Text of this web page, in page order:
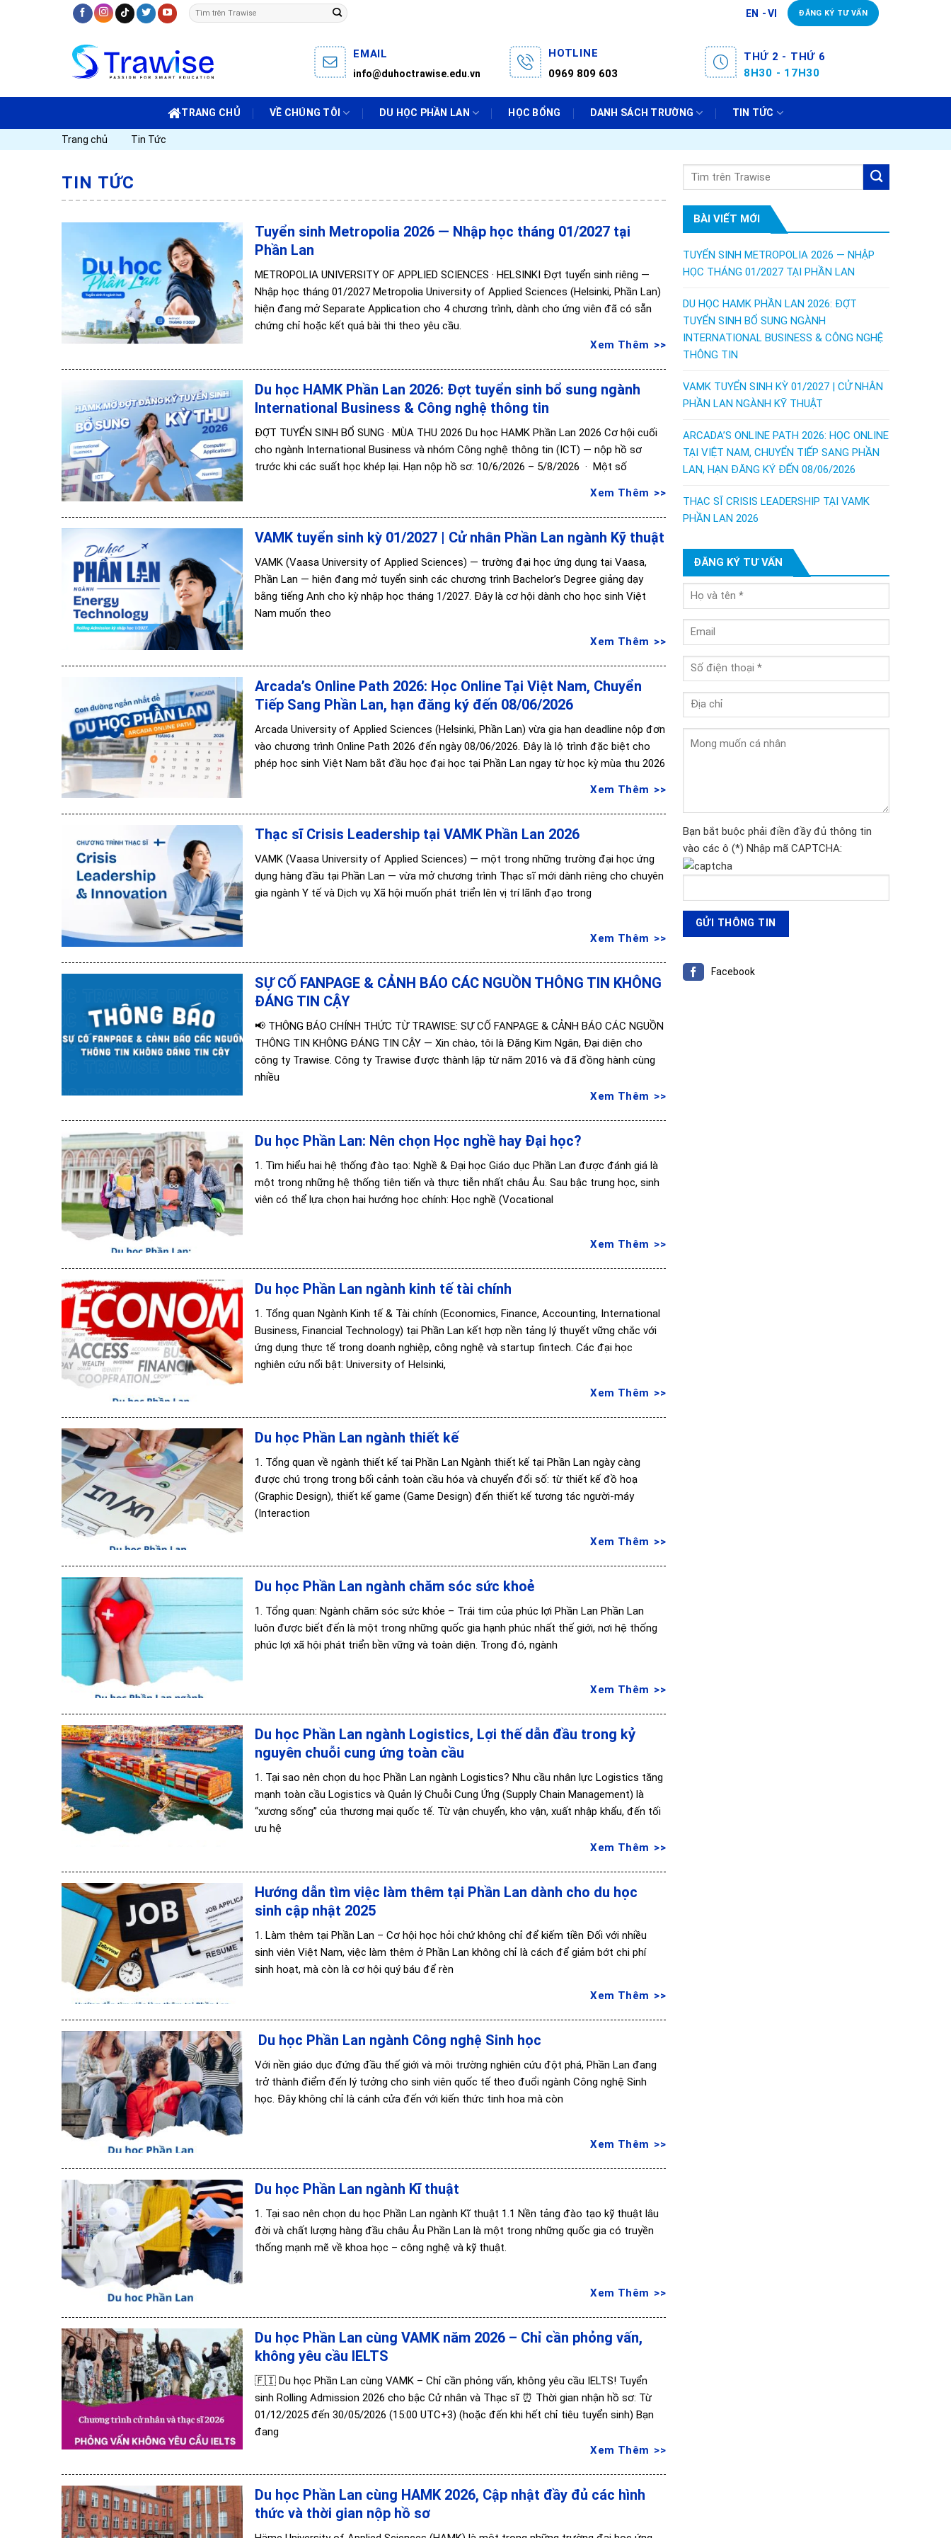
EN VI ĐĂNG KÝ TƯ VẤN
EMAIL
info@duhoctrawise.edu.vn
HOTLINE
0969 809 603
THỨ 2 - THỨ 6
8H30 - 17H30
TRANG CHỦ VỀ CHÚNG TÔI DU HỌC PHẦN LAN HỌC BỔNG DANH SÁCH TRƯỜNG TIN TỨC
Trang chủ Tin Tức
TIN TỨC
Tuyển sinh Metropolia 2026 — Nhập học tháng 01/2027 tại
Phần Lan
METROPOLIA UNIVERSITY OF APPLIED SCIENCES · HELSINKI Đợt tuyển sinh riêng —
Nhập học tháng 01/2027 Metropolia University of Applied Sciences (Helsinki, Phần Lan)
hiện đang mở Separate Application cho 4 chương trình, dành cho ứng viên đã có sẵn
chứng chỉ hoặc kết quả bài thi theo yêu cầu.
Xem Thêm
Du học HAMK Phần Lan 2026: Đợt tuyển sinh bổ sung ngành
International Business & Công nghệ thông tin
ĐỢT TUYỂN SINH BỔ SUNG · MÙA THU 2026 Du học HAMK Phần Lan 2026 Cơ hội cuối
cho ngành International Business và nhóm Công nghệ thông tin (ICT) — nộp hồ sơ
trước khi các suất học khép lại. Hạn nộp hồ sơ: 10/6/2026 – 5/8/2026 · Một số
Xem Thêm
VAMK tuyển sinh kỳ 01/2027 | Cử nhân Phần Lan ngành Kỹ thuật
VAMK (Vaasa University of Applied Sciences) — trường đại học ứng dụng tại Vaasa,
Phần Lan — hiện đang mở tuyển sinh các chương trình Bachelor’s Degree giảng dạy
bằng tiếng Anh cho kỳ nhập học tháng 1/2027. Đây là cơ hội dành cho học sinh Việt
Nam muốn theo
Xem Thêm
Arcada’s Online Path 2026: Học Online Tại Việt Nam, Chuyển
Tiếp Sang Phần Lan, hạn đăng ký đến 08/06/2026
Arcada University of Applied Sciences (Helsinki, Phần Lan) vừa gia hạn deadline nộp đơn
vào chương trình Online Path 2026 đến ngày 08/06/2026. Đây là lộ trình đặc biệt cho
phép học sinh Việt Nam bắt đầu học đại học tại Phần Lan ngay từ học kỳ mùa thu 2026
Xem Thêm
Thạc sĩ Crisis Leadership tại VAMK Phần Lan 2026
VAMK (Vaasa University of Applied Sciences) — một trong những trường đại học ứng
dụng hàng đầu tại Phần Lan — vừa mở chương trình Thạc sĩ mới dành riêng cho chuyên
gia ngành Y tế và Dịch vụ Xã hội muốn phát triển lên vị trí lãnh đạo trong
Xem Thêm
SỰ CỐ FANPAGE & CẢNH BÁO CÁC NGUỒN THÔNG TIN KHÔNG
ĐÁNG TIN CẬY
📢 THÔNG BÁO CHÍNH THỨC TỪ TRAWISE: SỰ CỐ FANPAGE & CẢNH BÁO CÁC NGUỒN
THÔNG TIN KHÔNG ĐÁNG TIN CẬY — Xin chào, tôi là Đặng Kim Ngân, Đại diện cho
công ty Trawise. Công ty Trawise được thành lập từ năm 2016 và đã đồng hành cùng
nhiều
Xem Thêm
Du học Phần Lan: Nên chọn Học nghề hay Đại học?
1. Tìm hiểu hai hệ thống đào tạo: Nghề & Đại học Giáo dục Phần Lan được đánh giá là
một trong những hệ thống tiên tiến và thực tiễn nhất châu Âu. Sau bậc trung học, sinh
viên có thể lựa chọn hai hướng học chính: Học nghề (Vocational
Xem Thêm
Du học Phần Lan ngành kinh tế tài chính
1. Tổng quan Ngành Kinh tế & Tài chính (Economics, Finance, Accounting, International
Business, Financial Technology) tại Phần Lan kết hợp nền tảng lý thuyết vững chắc với
ứng dụng thực tế trong doanh nghiệp, công nghệ và startup fintech. Các đại học
nghiên cứu nổi bật: University of Helsinki,
Xem Thêm
Du học Phần Lan ngành thiết kế
1. Tổng quan về ngành thiết kế tại Phần Lan Ngành thiết kế tại Phần Lan ngày càng
được chú trọng trong bối cảnh toàn cầu hóa và chuyển đổi số: từ thiết kế đồ hoạ
(Graphic Design), thiết kế game (Game Design) đến thiết kế tương tác người-máy
(Interaction
Xem Thêm
Du học Phần Lan ngành chăm sóc sức khoẻ
1. Tổng quan: Ngành chăm sóc sức khỏe – Trái tim của phúc lợi Phần Lan Phần Lan
luôn được biết đến là một trong những quốc gia hạnh phúc nhất thế giới, nơi hệ thống
phúc lợi xã hội phát triển bền vững và toàn diện. Trong đó, ngành
Xem Thêm
Du học Phần Lan ngành Logistics, Lợi thế dẫn đầu trong kỷ
nguyên chuỗi cung ứng toàn cầu
1. Tại sao nên chọn du học Phần Lan ngành Logistics? Nhu cầu nhân lực Logistics tăng
mạnh toàn cầu Logistics và Quản lý Chuỗi Cung Ứng (Supply Chain Management) là
“xương sống” của thương mại quốc tế. Từ vận chuyển, kho vận, xuất nhập khẩu, đến tối
ưu hệ
Xem Thêm
Hướng dẫn tìm việc làm thêm tại Phần Lan dành cho du học
sinh cập nhật 2025
1️. Làm thêm tại Phần Lan – Cơ hội học hỏi chứ không chỉ để kiếm tiền Đối với nhiều
sinh viên Việt Nam, việc làm thêm ở Phần Lan không chỉ là cách để giảm bớt chi phí
sinh hoạt, mà còn là cơ hội quý báu để rèn
Xem Thêm
Du học Phần Lan ngành Công nghệ Sinh học
Với nền giáo dục đứng đầu thế giới và môi trường nghiên cứu đột phá, Phần Lan đang
trở thành điểm đến lý tưởng cho sinh viên quốc tế theo đuổi ngành Công nghệ Sinh
học. Đây không chỉ là cánh cửa đến với kiến thức tinh hoa mà còn
Xem Thêm
Du học Phần Lan ngành Kĩ thuật
1. Tại sao nên chọn du học Phần Lan ngành Kĩ thuật 1.1 Nền tảng đào tạo kỹ thuật lâu
đời và chất lượng hàng đầu châu Âu Phần Lan là một trong những quốc gia có truyền
thống mạnh mẽ về khoa học – công nghệ và kỹ thuật.
Xem Thêm
Du học Phần Lan cùng VAMK năm 2026 – Chỉ cần phỏng vấn,
không yêu cầu IELTS
🇫🇮 Du học Phần Lan cùng VAMK – Chỉ cần phỏng vấn, không yêu cầu IELTS! Tuyển
sinh Rolling Admission 2026 cho bậc Cử nhân và Thạc sĩ ⏰ Thời gian nhận hồ sơ: Từ
01/12/2025 đến 30/05/2026 (15:00 UTC+3) (hoặc đến khi hết chỉ tiêu tuyển sinh) Bạn
đang
Xem Thêm
Du học Phần Lan cùng HAMK 2026, Cập nhật đầy đủ các hình
thức và thời gian nộp hồ sơ
BÀI VIẾT MỚI
TUYỂN SINH METROPOLIA 2026 — NHẬP
HỌC THÁNG 01/2027 TẠI PHẦN LAN
DU HỌC HAMK PHẦN LAN 2026: ĐỢT
TUYỂN SINH BỔ SUNG NGÀNH
INTERNATIONAL BUSINESS & CÔNG NGHỆ
THÔNG TIN
VAMK TUYỂN SINH KỲ 01/2027 | CỬ NHÂN
PHẦN LAN NGÀNH KỸ THUẬT
ARCADA’S ONLINE PATH 2026: HỌC ONLINE
TẠI VIỆT NAM, CHUYỂN TIẾP SANG PHẦN
LAN, HẠN ĐĂNG KÝ ĐẾN 08/06/2026
THẠC SĨ CRISIS LEADERSHIP TẠI VAMK
PHẦN LAN 2026
ĐĂNG KÝ TƯ VẤN
Bạn bắt buộc phải điền đầy đủ thông tin
vào các ô (*) Nhập mã CAPTCHA:
Facebook